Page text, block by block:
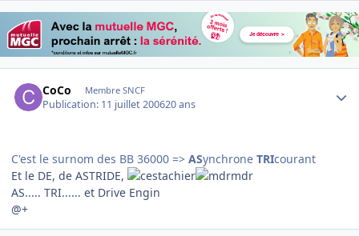
CoCo Membre SNCF
Publication: 11 juillet 200620 ans
C'est le surnom des BB 36000 => ASynchrone TRIcourant
Et le DE, de ASTRIDE,
AS..... TRI...... et Drive Engin
@+